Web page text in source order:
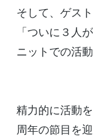
そして、ゲス
「ついに３人
ニットでの活
精力的に活動
周年の節目を迎